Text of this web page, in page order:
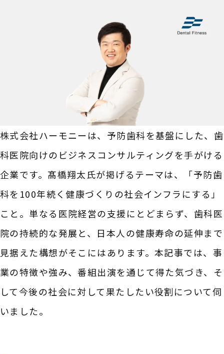
株式会社ハーモニーは、予防歯科を基盤にした、歯
科医院向けのビジネスコンサルティングを手がける
企業です。髙橋翔太氏が掲げるテーマは、「予防歯
科を100年続く健康づくりの社会インフラにする」
こと。単なる医院経営の支援にとどまらず、歯科医
院の持続的な発展と、日本人の健康寿命の延伸まで
見据えた構想がそこにはあります。本記事では、事
業の特徴や強み、番組出演を通じて得た気づき、そ
して今後の社会に対して果たしたい役割について伺
いました。